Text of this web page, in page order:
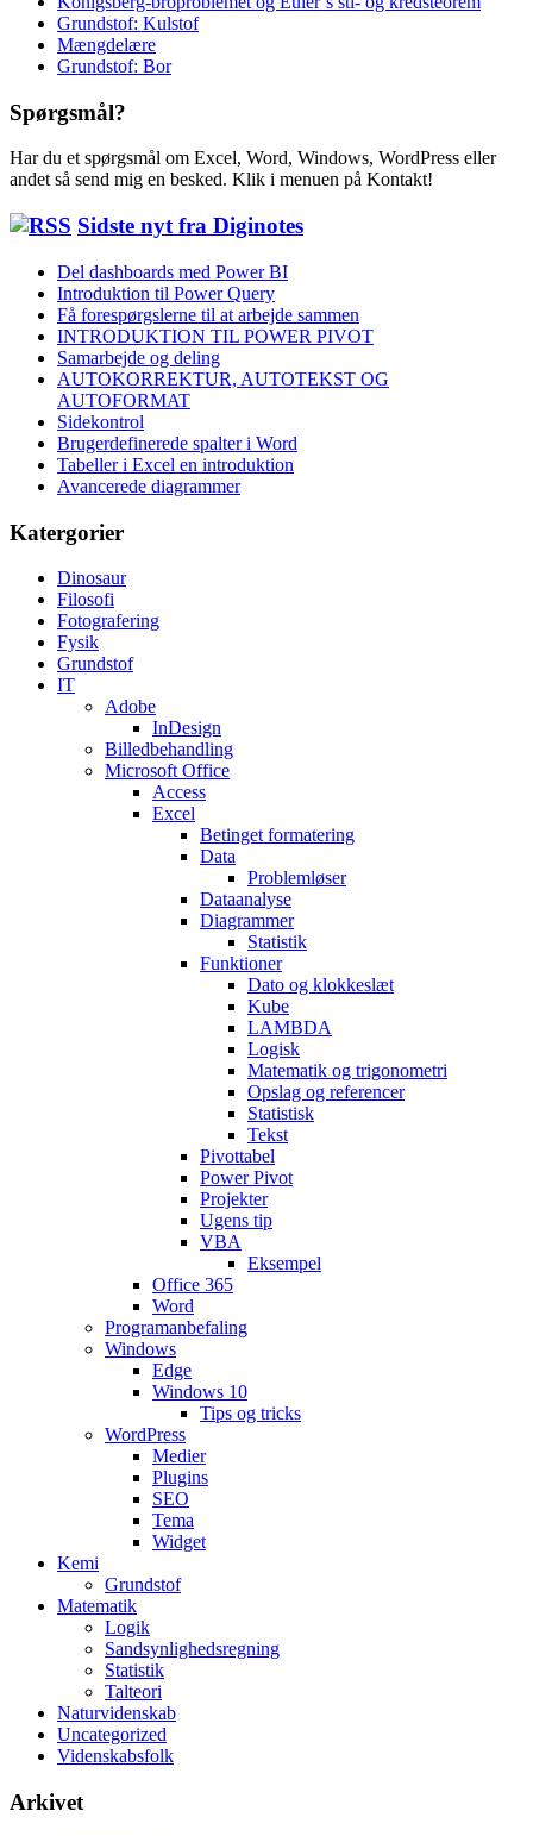
Grundstof: Kulstof
Mængdelære
Grundstof: Bor
Spørgsmål?
Har du et spørgsmål om Excel, Word, Windows, WordPress eller
andet så send mig en besked. Klik i menuen på Kontakt!
Sidste nyt fra Diginotes
Del dashboards med Power BI
Introduktion til Power Query
Få forespørgslerne til at arbejde sammen
INTRODUKTION TIL POWER PIVOT
Samarbejde og deling
AUTOKORREKTUR, AUTOTEKST OG
AUTOFORMAT
Sidekontrol
Brugerdefinerede spalter i Word
Tabeller i Excel en introduktion
Avancerede diagrammer
Katergorier
Dinosaur
Filosofi
Fotografering
Fysik
Grundstof
IT
Adobe
InDesign
Billedbehandling
Microsoft Office
Access
Excel
Betinget formatering
Data
Problemløser
Dataanalyse
Diagrammer
Statistik
Funktioner
Dato og klokkeslæt
Kube
LAMBDA
Logisk
Matematik og trigonometri
Opslag og referencer
Statistisk
Tekst
Pivottabel
Power Pivot
Projekter
Ugens tip
VBA
Eksempel
Office 365
Word
Programanbefaling
Windows
Edge
Windows 10
Tips og tricks
WordPress
Medier
Plugins
SEO
Tema
Widget
Kemi
Grundstof
Matematik
Logik
Sandsynlighedsregning
Statistik
Talteori
Naturvidenskab
Uncategorized
Videnskabsfolk
Arkivet